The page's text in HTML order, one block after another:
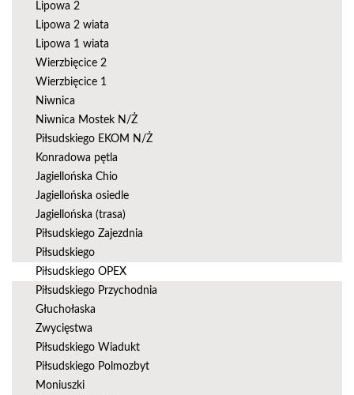
Lipowa 2
Lipowa 2 wiata
Lipowa 1 wiata
Wierzbięcice 2
Wierzbięcice 1
Niwnica
Niwnica Mostek N/Ż
Piłsudskiego EKOM N/Ż
Konradowa pętla
Jagiellońska Chio
Jagiellońska osiedle
Jagiellońska (trasa)
Piłsudskiego Zajezdnia
Piłsudskiego
Piłsudskiego OPEX
Piłsudskiego Przychodnia
Głuchołaska
Zwycięstwa
Piłsudskiego Wiadukt
Piłsudskiego Polmozbyt
Moniuszki